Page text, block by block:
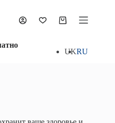
Корзина
UKRU